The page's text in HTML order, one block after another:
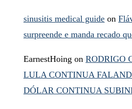
sinusitis medical guide on
surpreende e manda recado
EarnestHoing on RODRIGO
LULA CONTINUA
DÓLAR CONTINUA